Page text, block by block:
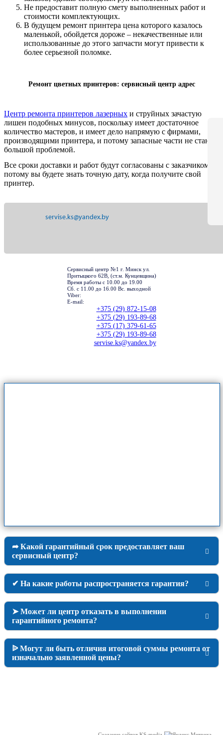
Не предоставит полную смету выполненных работ и
стоимости комплектующих.
В будущем ремонт принтера цена которого казалось
маленькой, обойдется дороже – некачественные или
использованные до этого запчасти могут привести к
более серьезной поломке.
Ремонт цветных принтеров: сервисный центр адрес
Центр ремонта принтеров лазерных и струйных зачастую
лишен подобных минусов, поскольку имеет достаточное
количество мастеров, и имеет дело напрямую с фирмами,
производящими принтера, и потому запасные части не станут
большой проблемой.
Все сроки доставки и работ будут согласованы с заказчиком,
потому вы будете знать точную дату, когда получите свой
принтер.
servise.ks@yandex.by
Сервисный центр №1 г. Минск ул.
Притыцкого 62В, (ст.м. Кунцевщина)
Время работы с 10.00 до 19.00
Сб. с 11.00 до 16.00 Вс. выходной
Viber:
E-mail:
+375 (29) 872-15-08
+375 (29) 193-89-68
+375 (17) 379-61-65
+375 (29) 193-89-68
servise.ks@yandex.by
➦ Какой гарантийный срок предоставляет ваш
сервисный центр?
✔ На какие работы распространяется гарантия?
➤ Может ли центр отказать в выполнении
гарантийного ремонта?
ᐉ Могут ли быть отличия итоговой суммы ремонта от
изначально заявленной цены?